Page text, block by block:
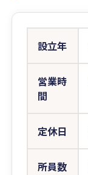
設立年
営業時
間
定休日
所員数